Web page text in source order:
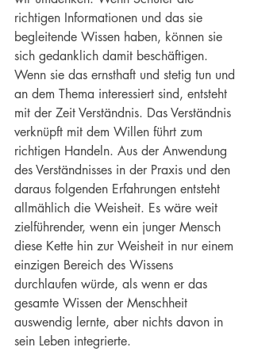
richtigen Informationen und das sie
begleitende Wissen haben, können sie
sich gedanklich damit beschäftigen.
Wenn sie das ernsthaft und stetig tun und
an dem Thema interessiert sind, entsteht
mit der Zeit Verständnis. Das Verständnis
verknüpft mit dem Willen führt zum
richtigen Handeln. Aus der Anwendung
des Verständnisses in der Praxis und den
daraus folgenden Erfahrungen entsteht
allmählich die Weisheit. Es wäre weit
zielführender, wenn ein junger Mensch
diese Kette hin zur Weisheit in nur einem
einzigen Bereich des Wissens
durchlaufen würde, als wenn er das
gesamte Wissen der Menschheit
auswendig lernte, aber nichts davon in
sein Leben integrierte.